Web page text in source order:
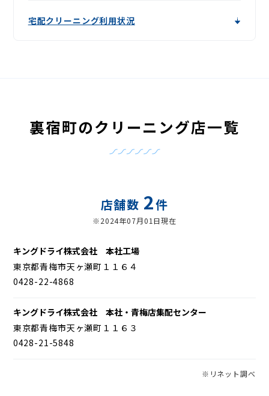
宅配クリーニング利用状況
裏宿町のクリーニング店一覧
店舗数 2件
※2024年07月01日現在
キングドライ株式会社 本社工場
東京都青梅市天ヶ瀬町１１６４
0428-22-4868
キングドライ株式会社 本社・青梅店集配センター
東京都青梅市天ヶ瀬町１１６３
0428-21-5848
※リネット調べ